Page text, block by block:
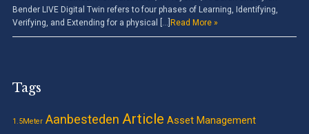
Bender LIVE Digital Twin refers to four phases of Learning, Identifying,
Verifying, and Extending for a physical […] Read More »
Tags
1.5Meter Aanbesteden Article Asset Management